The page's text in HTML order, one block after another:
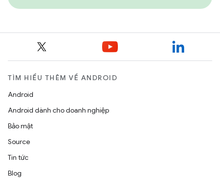
TÌM HIỂU THÊM VỀ ANDROID
Android
Android dành cho doanh nghiệp
Bảo mật
Source
Tin tức
Blog